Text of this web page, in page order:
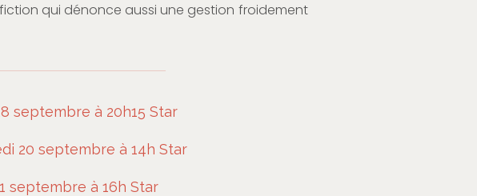
qui dénonce aussi une gestion froidement
septembre à 20h15 Star
20 septembre à 14h Star
septembre à 16h Star